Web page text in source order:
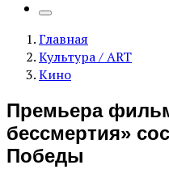
Главная
Культура / ART
Кино
Премьера
бессмертия»
Победы